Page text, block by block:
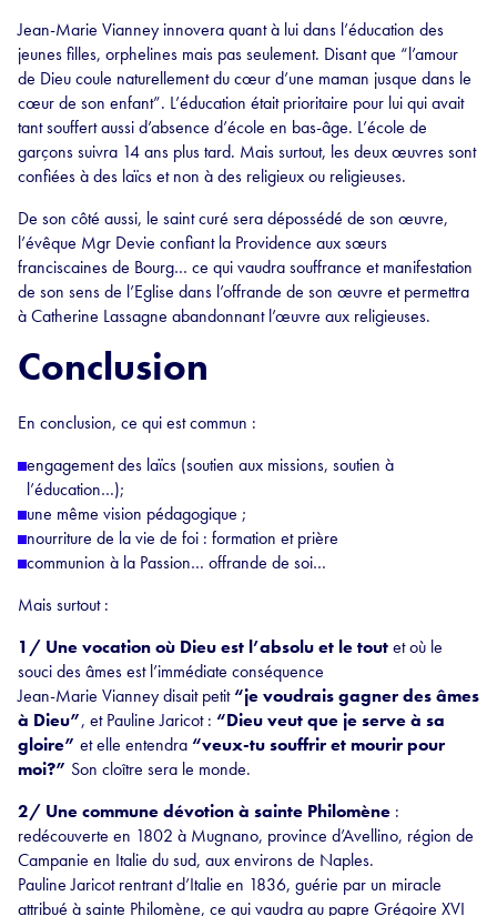
Jean-Marie Vianney innovera quant à lui dans l’éducation des
jeunes filles, orphelines mais pas seulement. Disant que “l’amour
de Dieu coule naturellement du cœur d’une maman jusque dans le
cœur de son enfant”. L’éducation était prioritaire pour lui qui avait
tant souffert aussi d’absence d’école en bas-âge. L’école de
garçons suivra 14 ans plus tard. Mais surtout, les deux œuvres sont
confiées à des laïcs et non à des religieux ou religieuses.
De son côté aussi, le saint curé sera dépossédé de son œuvre,
l’évêque Mgr Devie confiant la Providence aux sœurs
franciscaines de Bourg… ce qui vaudra souffrance et manifestation
de son sens de l’Eglise dans l’offrande de son œuvre et permettra
à Catherine Lassagne abandonnant l’œuvre aux religieuses.
Conclusion
En conclusion, ce qui est commun :
engagement des laïcs (soutien aux missions, soutien à
l’éducation…);
une même vision pédagogique ;
nourriture de la vie de foi : formation et prière
communion à la Passion… offrande de soi…
Mais surtout :
1/ Une vocation où Dieu est l’absolu et le toutet où le
souci des âmes est l’immédiate conséquence
Jean-Marie Vianney disait petit“je voudrais gagner des âmes
à Dieu”, et Pauline Jaricot : “Dieu veut que je serve à sa
gloire” et elle entendra“veux-tu souffrir et mourir pour
moi?” Son cloître sera le monde.
2/ Une commune dévotion à sainte Philomène :
redécouverte en 1802 à Mugnano, province d’Avellino, région de
Campanie en Italie du sud, aux environs de Naples.
Pauline Jaricot rentrant d’Italie en 1836, guérie par un miracle
attribué à sainte Philomène, ce qui vaudra au papre Grégoire XVI